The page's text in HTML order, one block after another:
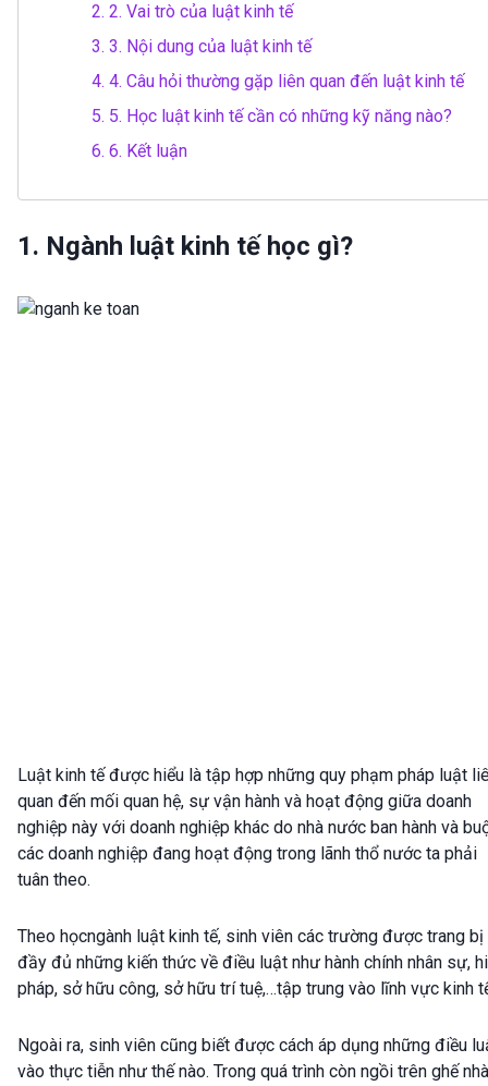
2. 2. Vai trò của luật kinh tế
3. 3. Nội dung của luật kinh tế
4. 4. Câu hỏi thường gặp liên quan đến luật kinh tế
5. 5. Học luật kinh tế cần có những kỹ năng nào?
6. 6. Kết luận
1. Ngành luật kinh tế học gì?
Luật kinh tế được hiểu là tập hợp những quy phạm pháp luật
quan đến mối quan hệ, sự vận hành và hoạt động giữa doanh
nghiệp này với doanh nghiệp khác do nhà nước ban hành và
các doanh nghiệp đang hoạt động trong lãnh thổ nước ta phải
tuân theo.
Theo họcngành luật kinh tế, sinh viên các trường được trang bị
đầy đủ những kiến thức về điều luật như hành chính nhân sự,
pháp, sở hữu công, sở hữu trí tuệ,…tập trung vào lĩnh vực kinh
Ngoài ra, sinh viên cũng biết được cách áp dụng những điều
vào thực tiễn như thế nào. Trong quá trình còn ngồi trên ghế nhà